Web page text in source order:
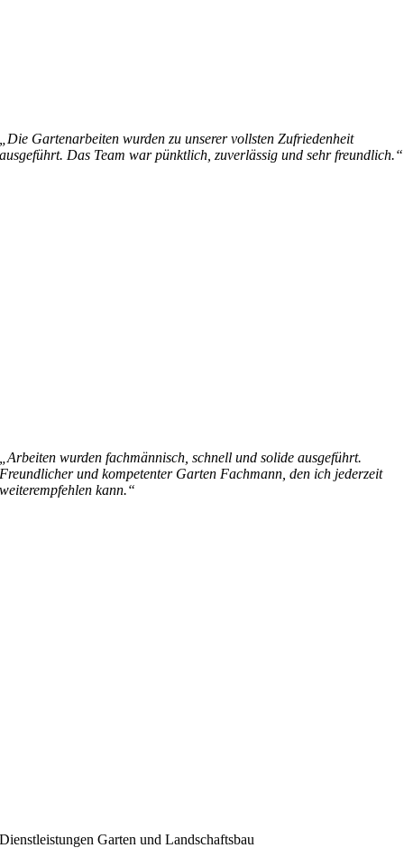
„Die Gartenarbeiten wurden zu unserer vollsten Zufriedenheit
ausgeführt. Das Team war pünktlich, zuverlässig und sehr freundlich.“
„Arbeiten wurden fachmännisch, schnell und solide ausgeführt.
Freundlicher und kompetenter Garten Fachmann, den ich jederzeit
weiterempfehlen kann.“
Dienstleistungen Garten und Landschaftsbau